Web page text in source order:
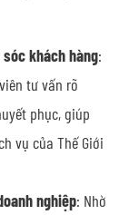
khách hàng:
tư vấn rõ
phục, giúp
vụ của Thế Giới
nghiệp: Nhờ